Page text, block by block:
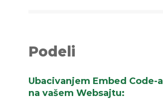
Podeli
Ubacivanjem Embed Code-a
na vašem Websajtu: